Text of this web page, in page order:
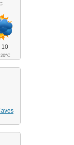
10
20°C